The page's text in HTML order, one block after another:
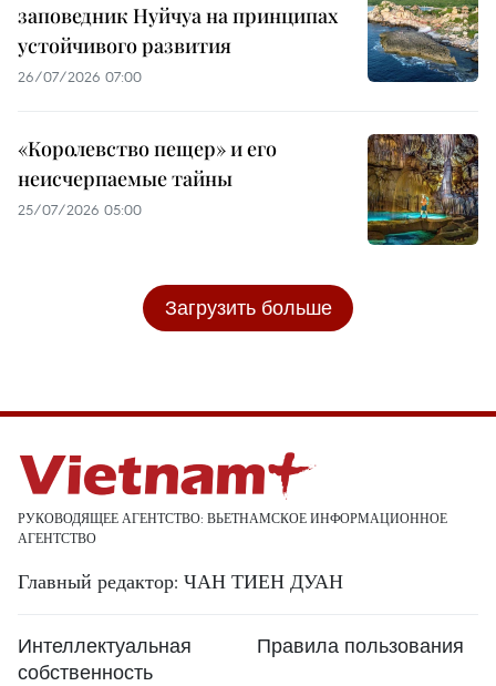
заповедник Нуйчуа на принципах
устойчивого развития
26/07/2026 07:00
«Королевство пещер» и его
неисчерпаемые тайны
25/07/2026 05:00
Загрузить больше
РУКОВОДЯЩЕЕ АГЕНТСТВО: ВЬЕТНАМСКОЕ ИНФОРМАЦИОННОЕ
АГЕНТСТВО
Главный редактор: ЧАН ТИЕН ДУАН
Интеллектуальная
собственность
Правила пользования